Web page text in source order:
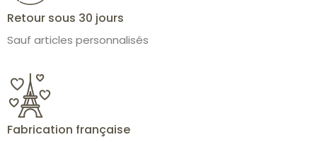
Retour sous 30 jours
Sauf articles personnalisés
Fabrication française